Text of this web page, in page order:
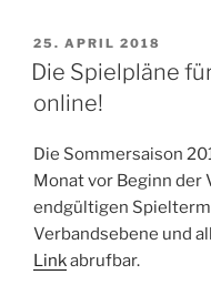
VERÖFFENTLICHT
AM
25. APRIL 2018
Die Spielpläne
online!
Die Sommersaison
Monat vor Beginn der
endgültigen
Verbandsebene und
Linkabrufbar.